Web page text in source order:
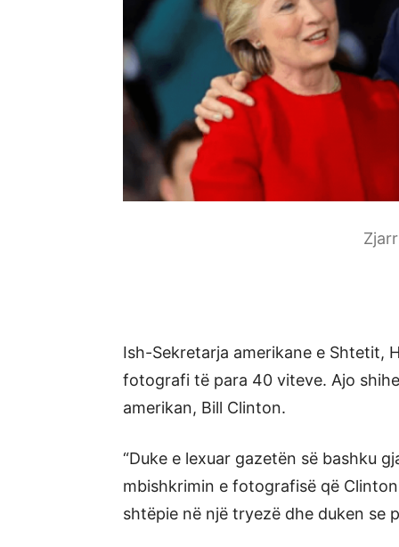
Ish-Sekretarja amerikane e Shtetit,
fotografi të para 40 viteve. Ajo
amerikan, Bill Clinton.
“Duke e lexuar gazetën së bashku
mbishkrimin e fotografisë që
shtëpie në një tryezë dhe duken se